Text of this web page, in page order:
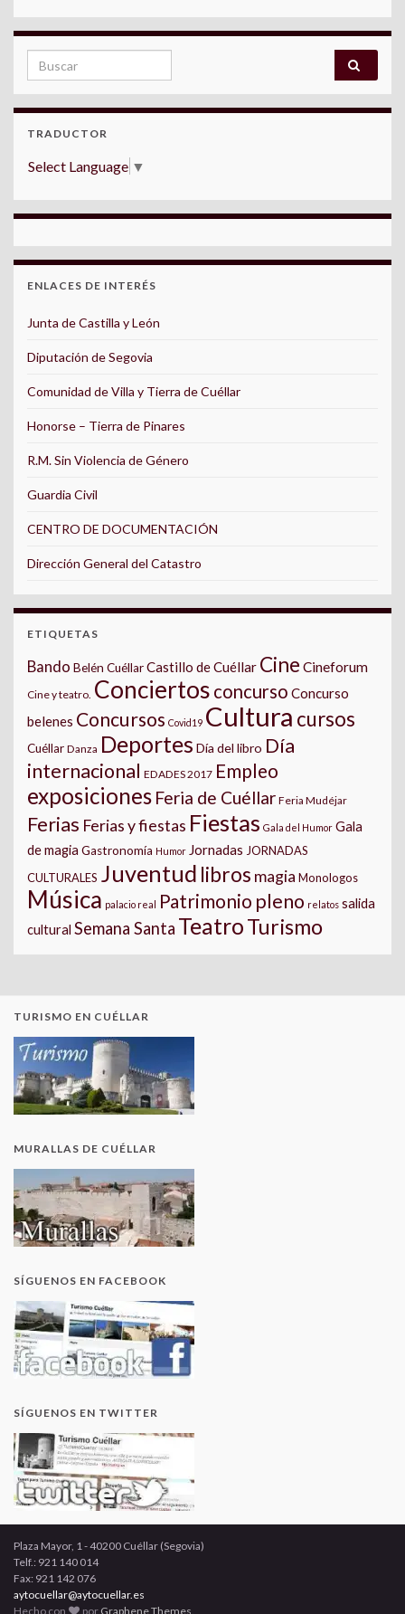
Search for:
TRADUCTOR
Select Language ▼
ENLACES DE INTERÉS
Junta de Castilla y León
Diputación de Segovia
Comunidad de Villa y Tierra de Cuéllar
Honorse – Tierra de Pinares
R.M. Sin Violencia de Género
Guardia Civil
CENTRO DE DOCUMENTACIÓN
Dirección General del Catastro
ETIQUETAS
Bando Belén CuéllarCastillo de Cuéllar Cine Cineforum
Cine y teatro. Conciertos concurso Concurso
belenes Concursos Covid19 Cultura cursos
Cuéllar Danza Deportes Día del libro Día
internacional EDADES 2017 Empleo
exposiciones Feria de Cuéllar Feria Mudéjar
Ferias Ferias y fiestas Fiestas Gala del Humor Gala
de magia Gastronomía Humor Jornadas JORNADAS
CULTURALES Juventud libros magia Monologos
Música palacio real Patrimonio pleno relatos salida
cultural Semana Santa TeatroTurismo
TURISMO EN CUÉLLAR
MURALLAS DE CUÉLLAR
SÍGUENOS EN FACEBOOK
SÍGUENOS EN TWITTER
Plaza Mayor, 1 - 40200 Cuéllar (Segovia)
Telf.: 921 140 014
Fax: 921 142 076
aytocuellar@aytocuellar.es
Hecho con
por Graphene Themes